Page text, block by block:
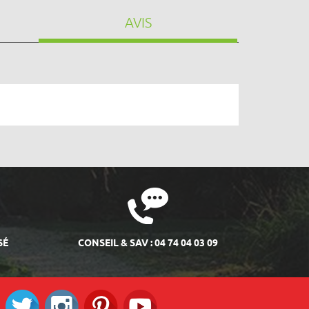
AVIS
CONSEIL & SAV : 04 74 04 03 09